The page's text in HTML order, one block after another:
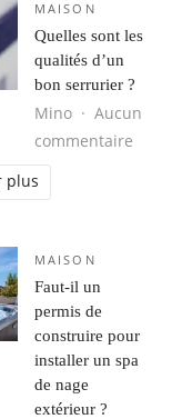
MAISON
Quelles sont les
qualités d’un
bon serrurier ?
Mino
Aucun
commentaire
plus
MAISON
Faut-il un
permis de
construire pour
installer un spa
de nage
extérieur ?